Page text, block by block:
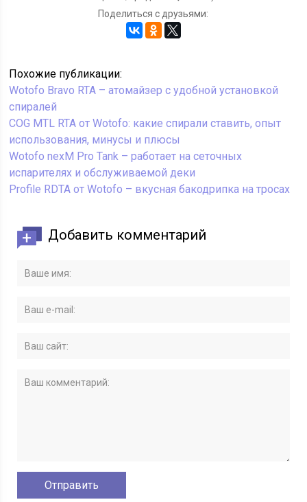
Поделиться с друзьями:
Похожие публикации:
Wotofo Bravo RTA – атомайзер с удобной установкой
спиралей
COG MTL RTA от Wotofo: какие спирали ставить, опыт
использования, минусы и плюсы
Wotofo nexM Pro Tank – работает на сеточных
испарителях и обслуживаемой деки
Profile RDTA от Wotofo – вкусная бакодрипка на тросах
Добавить комментарий